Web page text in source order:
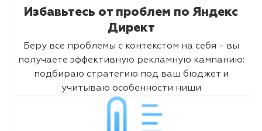
Избавьтесь от проблем по Яндекс
Директ
Беру все проблемы с контекстом на себя - вы
получаете эффективную рекламную кампанию:
подбираю стратегию под ваш бюджет и
учитываю особенности ниши